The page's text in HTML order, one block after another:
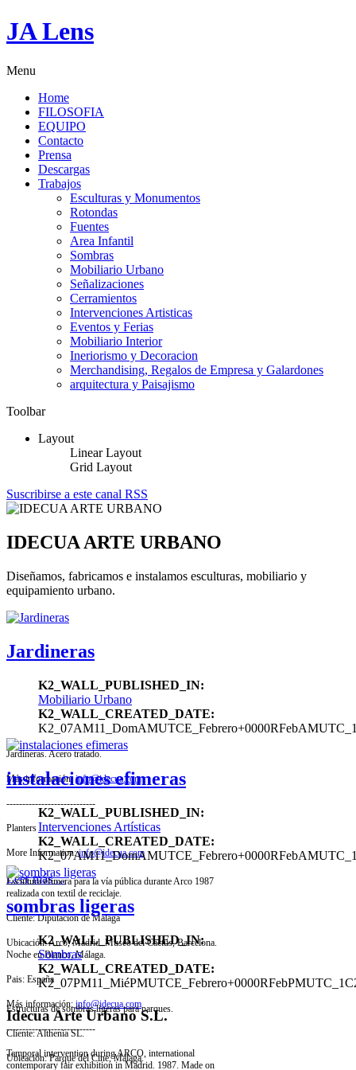
JA Lens
Menu
Home
FILOSOFIA
EQUIPO
Contacto
Prensa
Descargas
Trabajos
Esculturas y Monumentos
Rotondas
Fuentes
Area Infantil
Sombras
Mobiliario Urbano
Señalizaciones
Cerramientos
Intervenciones Artisticas
Eventos y Ferias
Mobiliario Interior
Ineriorismo y Decoracion
Merchandising, Regalos de Empresa y Galardones
arquitectura y Paisajismo
Toolbar
Layout
Linear Layout
Grid Layout
Suscribirse a este canal RSS
IDECUA ARTE URBANO
Diseñamos, fabricamos e instalamos esculturas, mobiliario y
equipamiento urbano.
Jardineras
K2_WALL_PUBLISHED_IN:
Mobiliario Urbano
K2_WALL_CREATED_DATE:
Jardineras. Acero tratado.
Más información:info@idecua.com
----------------------------
Planters
More Information:info@idecua.com
Leer más ...
instalaciones efimeras
K2_WALL_PUBLISHED_IN:
Intervenciones Artísticas
K2_WALL_CREATED_DATE:
Escultura efímera para la vía pública durante Arco 1987
realizada con textil de reciclaje.
Cliente: Diputación de Málaga
Ubicación: Arco, Madrid. Museo del Cactus, Barcelona.
Noche en Blanco, Málaga.
Pais: España
Más información: info@idecua.com
----------------------------
Temporal intervention during ARCO, international
contemporary fair exhibition in Madrid. 1987. Made on
sombras ligeras
K2_WALL_PUBLISHED_IN:
Sombras
K2_WALL_CREATED_DATE:
Estructuras de sombras ligeras para parques.
Cliente: Althenia SL.
Ubicación: Parque del Cine, Málaga.
Idecua Arte Urbano S.L.